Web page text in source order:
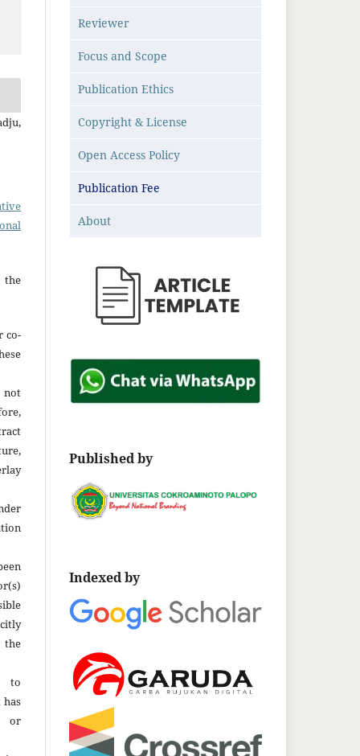
the
co-
not
the
to
or
Reviewer
Focus and Scope
Publication Ethics
Copyright & License
Open Access Policy
Publication Fee
About
Published by
Indexed by